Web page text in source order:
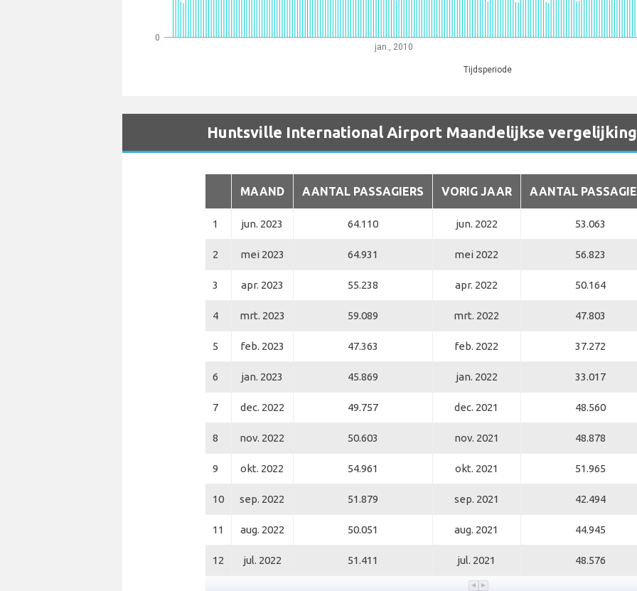
jan., 2010
Tijdsperiode
0
Huntsville International Airport Maandelijkse vergelijking
MAAND AANTAL PASSAGIERS VORIG JAAR AANTAL
1 jun. 2023 64.110 jun. 2022 53.063
2 mei 2023 64.931 mei 2022 56.823
3 apr. 2023 55.238 apr. 2022 50.164
4 mrt. 2023 59.089 mrt. 2022 47.803
5 feb. 2023 47.363 feb. 2022 37.272
6 jan. 2023 45.869 jan. 2022 33.017
7 dec. 2022 49.757 dec. 2021 48.560
8 nov. 2022 50.603 nov. 2021 48.878
9 okt. 2022 54.961 okt. 2021 51.965
10 sep. 2022 51.879 sep. 2021 42.494
11 aug. 2022 50.051 aug. 2021 44.945
12 jul. 2022 51.411 jul. 2021 48.576